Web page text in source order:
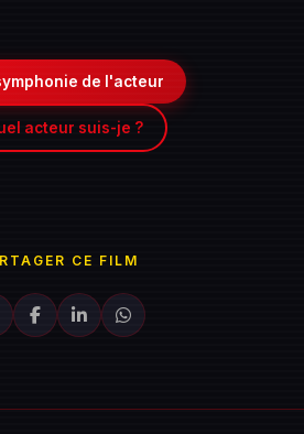
de l'acteur
acteur suis-je ?
CE FILM